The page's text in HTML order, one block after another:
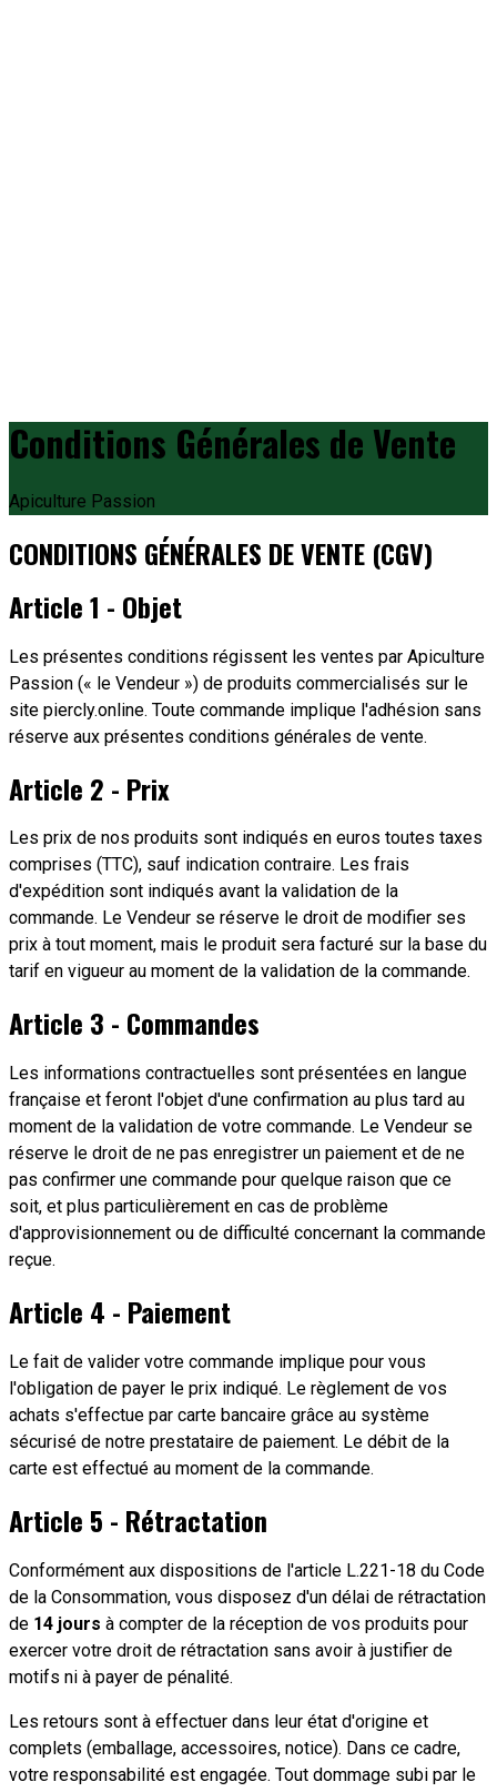
Conditions Générales de Vente
Apiculture Passion
CONDITIONS GÉNÉRALES DE VENTE (CGV)
Article 1 - Objet
Les présentes conditions régissent les ventes par Apiculture
Passion (« le Vendeur ») de produits commercialisés sur le
site piercly.online. Toute commande implique l'adhésion sans
réserve aux présentes conditions générales de vente.
Article 2 - Prix
Les prix de nos produits sont indiqués en euros toutes taxes
comprises (TTC), sauf indication contraire. Les frais
d'expédition sont indiqués avant la validation de la
commande. Le Vendeur se réserve le droit de modifier ses
prix à tout moment, mais le produit sera facturé sur la base du
tarif en vigueur au moment de la validation de la commande.
Article 3 - Commandes
Les informations contractuelles sont présentées en langue
française et feront l'objet d'une confirmation au plus tard au
moment de la validation de votre commande. Le Vendeur se
réserve le droit de ne pas enregistrer un paiement et de ne
pas confirmer une commande pour quelque raison que ce
soit, et plus particulièrement en cas de problème
d'approvisionnement ou de difficulté concernant la commande
reçue.
Article 4 - Paiement
Le fait de valider votre commande implique pour vous
l'obligation de payer le prix indiqué. Le règlement de vos
achats s'effectue par carte bancaire grâce au système
sécurisé de notre prestataire de paiement. Le débit de la
carte est effectué au moment de la commande.
Article 5 - Rétractation
Conformément aux dispositions de l'article L.221-18 du Code
de la Consommation, vous disposez d'un délai de rétractation
de 14 jours à compter de la réception de vos produits pour
exercer votre droit de rétractation sans avoir à justifier de
motifs ni à payer de pénalité.
Les retours sont à effectuer dans leur état d'origine et
complets (emballage, accessoires, notice). Dans ce cadre,
votre responsabilité est engagée. Tout dommage subi par le